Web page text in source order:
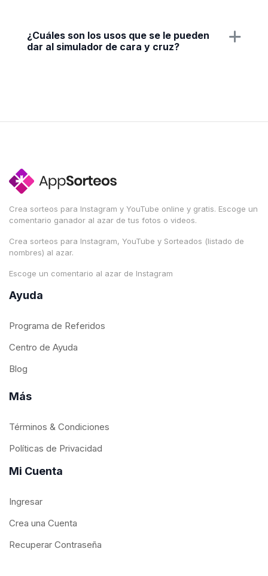
¿Cuáles son los usos que se le pueden
dar al simulador de cara y cruz?
Crea sorteos para Instagram y YouTube online y gratis. Escoge un
comentario ganador al azar de tus fotos o videos.
Crea sorteos para Instagram, YouTube y Sorteados (listado de
nombres) al azar.
Escoge un comentario al azar de Instagram
Ayuda
Programa de Referidos
Centro de Ayuda
Blog
Más
Términos & Condiciones
Políticas de Privacidad
Mi Cuenta
Ingresar
Crea una Cuenta
Recuperar Contraseña